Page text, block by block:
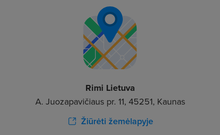
Rimi Lietuva
A. Juozapavičiaus pr. 11, 45251, Kaunas
Žiūrėti žemėlapyje